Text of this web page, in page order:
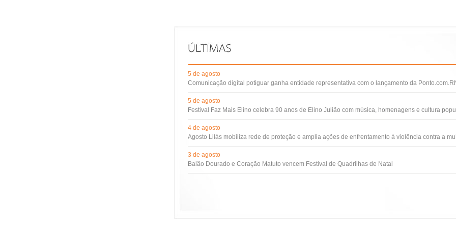
5 de agosto
Comunicação digital potiguar ganha entidade representativa com o lançamento da
5 de agosto
Festival Faz Mais Elino celebra 90 anos de Elino Julião com música, homenagens e cultura
4 de agosto
Agosto Lilás mobiliza rede de proteção e amplia ações de enfrentamento à violência contra a
3 de agosto
Balão Dourado e Coração Matuto vencem Festival de Quadrilhas de Natal